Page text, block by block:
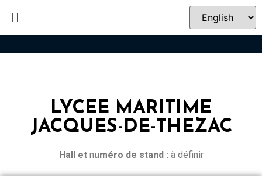
LYCEE MARITIME
JACQUES-DE-THEZAC
Hall etnuméro de stand : à définir